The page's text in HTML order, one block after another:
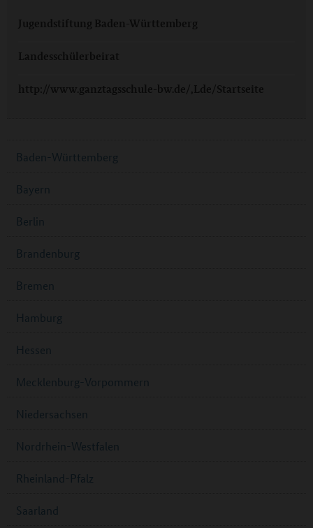
Jugendstiftung Baden-Württemberg
Landesschülerbeirat
http://www.ganztagsschule-bw.de/,Lde/Startseite
Baden-Württemberg
Bayern
Berlin
Brandenburg
Bremen
Hamburg
Hessen
Mecklenburg-Vorpommern
Niedersachsen
Nordrhein-Westfalen
Rheinland-Pfalz
Saarland